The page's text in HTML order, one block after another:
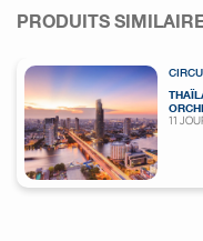
PRODUITS
11